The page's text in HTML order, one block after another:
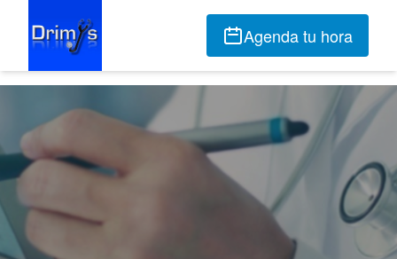
Agenda tu hora